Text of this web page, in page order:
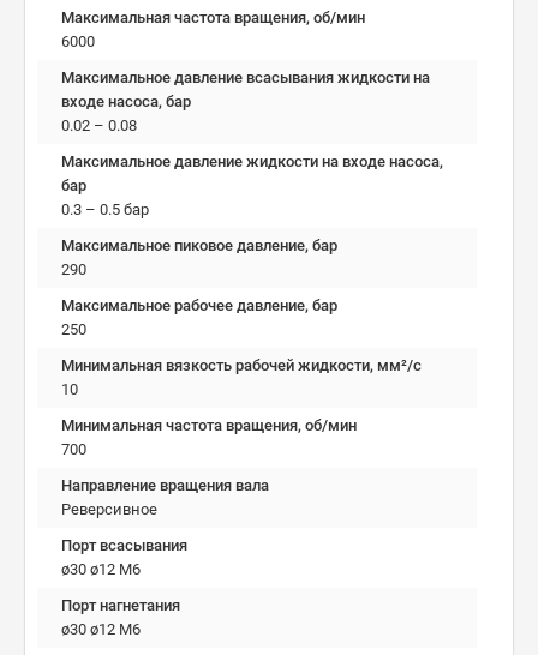
Максимальная частота вращения, об/мин
6000
Максимальное давление всасывания жидкости на
входе насоса, бар
0.02 – 0.08
Максимальное давление жидкости на входе насоса,
бар
0.3 – 0.5 бар
Максимальное пиковое давление, бар
290
Максимальное рабочее давление, бар
250
Минимальная вязкость рабочей жидкости, мм²/c
10
Минимальная частота вращения, об/мин
700
Направление вращения вала
Реверсивное
Порт всасывания
ø30 ø12 М6
Порт нагнетания
ø30 ø12 М6